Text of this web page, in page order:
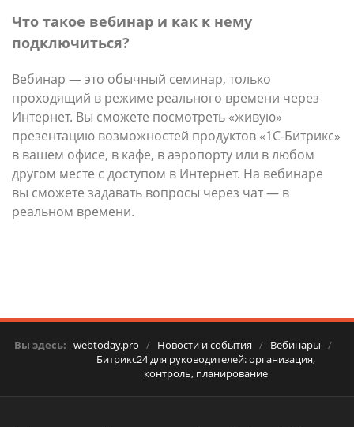
Что такое вебинар и как к нему
подключиться?
Вебинар — это обычный семинар, только
проходящий в режиме реального времени через
Интернет. Вы сможете посмотреть «живую»
презентацию возможностей продуктов «1С-Битрикс»
в вашем офисе, в кафе, в аэропорту или в любом
другом месте с доступом в Интернет. На вебинаре
вы сможете задавать вопросы через чат — в
реальном времени.
Вы здесь: webtoday.pro / Новости и события / Вебинары /
Битрикс24 для руководителей: организация,
контроль, планирование